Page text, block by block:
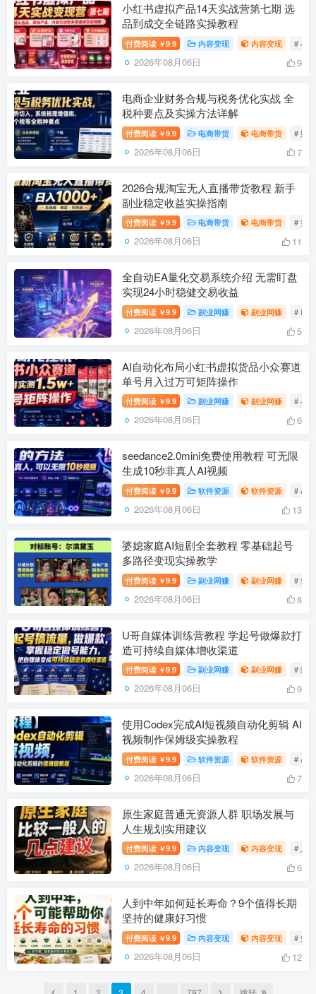
小红书虚拟产品14天实战营第七期 选
品到成交全链路实操教程
付费阅读 ￥9.9 内容变现 内容变现 # 小
2026年08月06日 9
电商企业财务合规与税务优化实战 全
税种要点及实操方法详解
付费阅读 ￥9.9 电商带货 电商带货 # 财
2026年08月06日 7
2026合规淘宝无人直播带货教程 新手
副业稳定收益实操指南
付费阅读 ￥9.9 电商带货 电商带货 # 实
2026年08月06日 11
全自动EA量化交易系统介绍 无需盯盘
实现24小时稳健交易收益
付费阅读 ￥9.9 副业网赚 副业网赚 # EA
2026年08月06日 5
AI自动化布局小红书虚拟货品小众赛道
单号月入过万可矩阵操作
付费阅读 ￥9.9 副业网赚 副业网赚 # 小
2026年08月06日 6
seedance2.0mini免费使用教程 可无限
生成10秒非真人AI视频
付费阅读 ￥9.9 软件资源 软件资源 # AI
2026年08月06日 13
婆媳家庭AI短剧全套教程 零基础起号
多路径变现实操教学
付费阅读 ￥9.9 副业网赚 副业网赚 # 短
2026年08月06日 8
U哥自媒体训练营教程 学起号做爆款打
造可持续自媒体增收渠道
付费阅读 ￥9.9 副业网赚 副业网赚 # 爆
2026年08月06日 9
使用Codex完成AI短视频自动化剪辑 AI
视频制作保姆级实操教程
付费阅读 ￥9.9 软件资源 软件资源 # AI
2026年08月06日 7
原生家庭普通无资源人群 职场发展与
人生规划实用建议
付费阅读 ￥9.9 内容变现 内容变现 # 人
2026年08月06日 6
人到中年如何延长寿命？9个值得长期
坚持的健康好习惯
付费阅读 ￥9.9 内容变现 内容变现 # 知
2026年08月06日 12